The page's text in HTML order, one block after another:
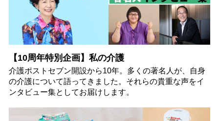
【10周年特別企画】私の介護
介護ポストセブン開設から10年。多くの著名人が、自身
の介護について語ってきました。それらの貴重な声をイ
ンタビュー集としてお届けします。